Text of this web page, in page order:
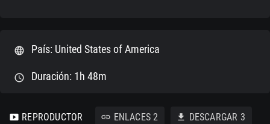
language País: United States of America
schedule Duración: 1h 48m
smart_display REPRODUCTOR link ENLACES 2 download DESCARGAR 3